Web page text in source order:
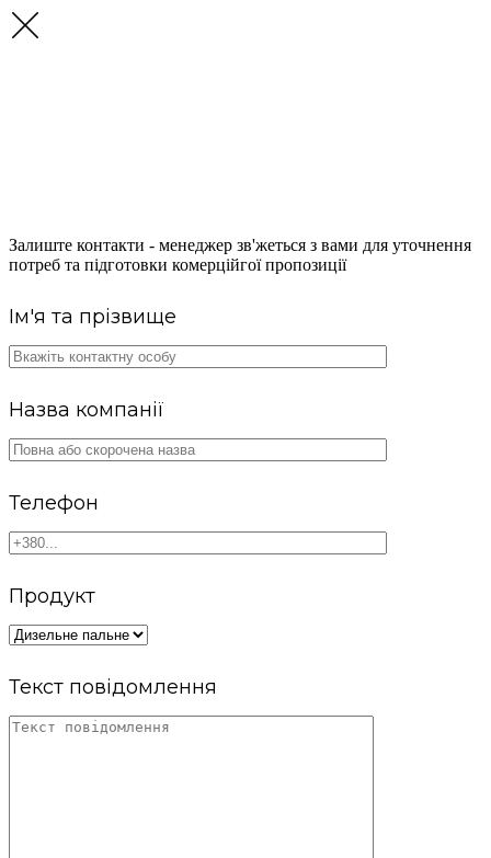
Залиште контакти - менеджер зв'жеться з вами для уточнення
потреб та підготовки комерційгої пропозиції
Ім'я та прізвище
Назва компанії
Телефон
Продукт
Текст повідомлення